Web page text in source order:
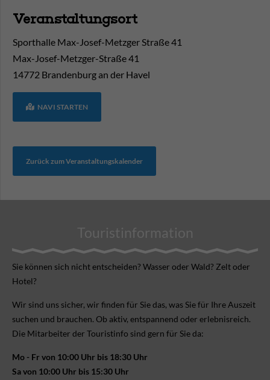
Veranstaltungsort
Sporthalle Max-Josef-Metzger Straße 41
Max-Josef-Metzger-Straße 41
14772 Brandenburg an der Havel
NAVI STARTEN
Zurück zum Veranstaltungskalender
Touristinformation
Sie können sich nicht ent­scheiden? Wasser oder Wald? Zelt oder
Hotel?
Wir sind uns sicher, wir finden für Sie das, was Sie für Ihre Aus­zeit
suchen und brauchen. Ob aktiv, ent­spannend oder erlebnis­reich.
Die Mitarbeiter der Touristinfo sind gern für Sie da:
Mo - Fr von 10:00 Uhr bis 18:30 Uhr
Sa von 10:00 Uhr bis 15:30 Uhr